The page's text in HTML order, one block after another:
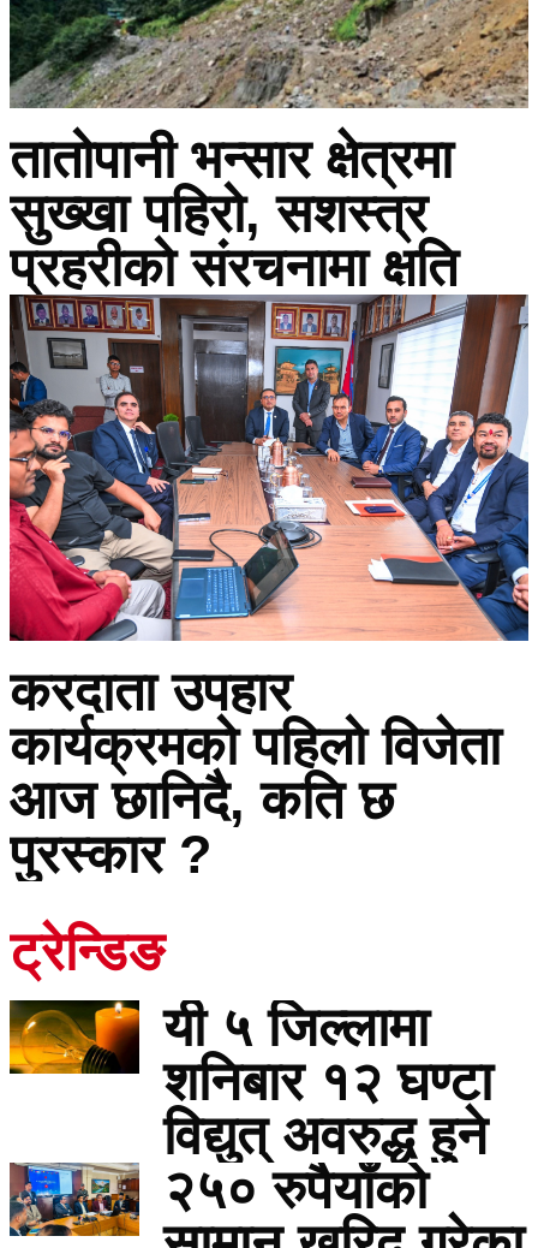
तातोपानी भन्सार क्षेत्रमा
सुख्खा पहिरो, सशस्त्र
प्रहरीको संरचनामा क्षति
करदाता उपहार
कार्यक्रमको पहिलो विजेता
आज छानिदै, कति छ
पुरस्कार ?
ट्रेन्डिङ
यी ५ जिल्लामा
शनिबार १२ घण्टा
विद्युत् अवरुद्ध हुने
२५० रुपैयाँको